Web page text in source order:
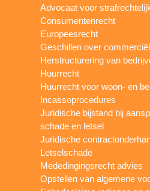
Advocaat voor
Consumentenrecht
Europeesrecht
Geschillen over
Herstructurering van
Huurrecht
Huurrecht voor woon- en
Incassoprocedures
Juridische bijstand bij
schade en letsel
Juridische
Letselschade
Mededingingsrecht advies
Opstellen van algemene